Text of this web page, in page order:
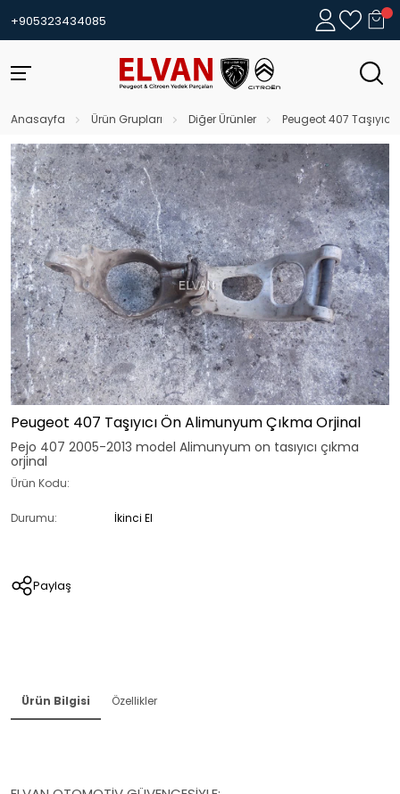
+905323434085
Anasayfa Ürün Grupları Diğer Ürünler Peugeot 407
Peugeot 407 Taşıyıcı Ön Alimunyum Çıkma Orjinal
Pejo 407 2005-2013 model Alimunyum on tasıyıcı çıkma
orjinal
Ürün Kodu:
Durumu: İkinci El
Paylaş
Ürün Bilgisi Özellikler